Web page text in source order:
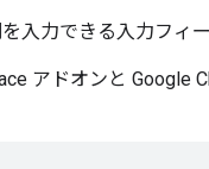
入力できる入力フィー
アドオンと Google